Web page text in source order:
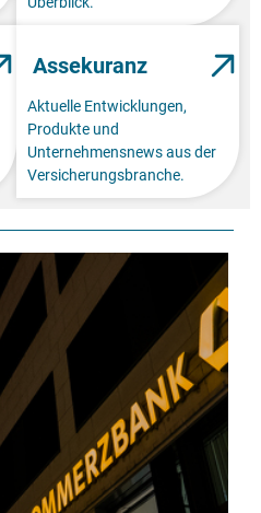
Assekuranz
Aktuelle Entwicklungen,
Produkte und
Unternehmensnews aus der
Versicherungsbranche.